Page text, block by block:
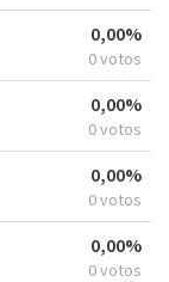
0,00%
0 votos
0,00%
0 votos
0,00%
0 votos
0,00%
0 votos